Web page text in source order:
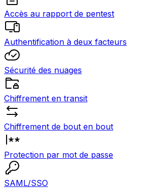
Accès au rapport de pentest
Authentification à deux facteurs
Sécurité des nuages
Chiffrement en transit
Chiffrement de bout en bout
Protection par mot de passe
SAML/SSO